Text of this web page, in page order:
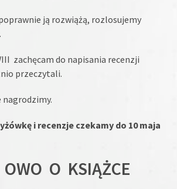
ją rozwiążą, rozlosujemy
zachęcam do napisania recenzji
przeczytali.
nagrodzimy.
i recenzje czekamy do 10 maja
O KSIĄŻCE